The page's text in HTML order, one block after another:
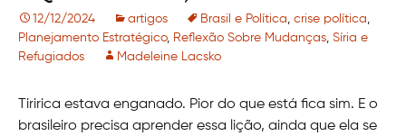
12/12/2024 artigos Brasil e Política, crise política,
Planejamento Estratégico, Reflexão Sobre Mudanças, Síria e
Refugiados
Madeleine Lacsko
Tiririca estava enganado. Pior do que está fica sim. E o
brasileiro precisa aprender essa lição, ainda que ela se